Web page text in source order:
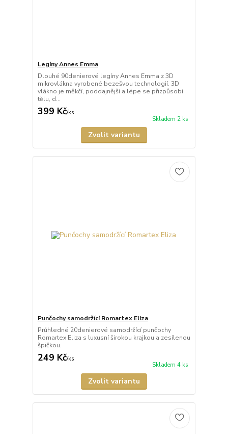
Legíny Annes Emma
Dlouhé 90denierové legíny Annes Emma z 3D
mikrovlákna vyrobené bezešvou technologií. 3D
vlákno je měkčí, poddajnější a lépe se přizpůsobí
tělu, d...
399 Kč/ks
Skladem 2 ks
Zvolit variantu
Punčochy samodržící Romartex Eliza
Průhledné 20denierové samodržící punčochy
Romartex Eliza s luxusní širokou krajkou a zesílenou
špičkou.
249 Kč/ks
Skladem 4 ks
Zvolit variantu